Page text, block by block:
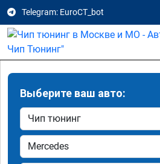
Telegram: EuroCT_bot
Выберите ваш авто: